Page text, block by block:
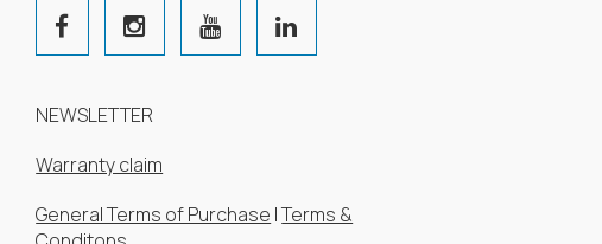
NEWSLETTER
Warranty claim
General Terms of Purchase |Terms &